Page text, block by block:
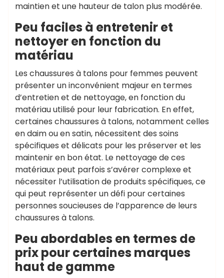
maintien et une hauteur de talon plus modérée.
Peu faciles à entretenir et
nettoyer en fonction du
matériau
Les chaussures à talons pour femmes peuvent
présenter un inconvénient majeur en termes
d’entretien et de nettoyage, en fonction du
matériau utilisé pour leur fabrication. En effet,
certaines chaussures à talons, notamment celles
en daim ou en satin, nécessitent des soins
spécifiques et délicats pour les préserver et les
maintenir en bon état. Le nettoyage de ces
matériaux peut parfois s’avérer complexe et
nécessiter l’utilisation de produits spécifiques, ce
qui peut représenter un défi pour certaines
personnes soucieuses de l’apparence de leurs
chaussures à talons.
Peu abordables en termes de
prix pour certaines marques
haut de gamme